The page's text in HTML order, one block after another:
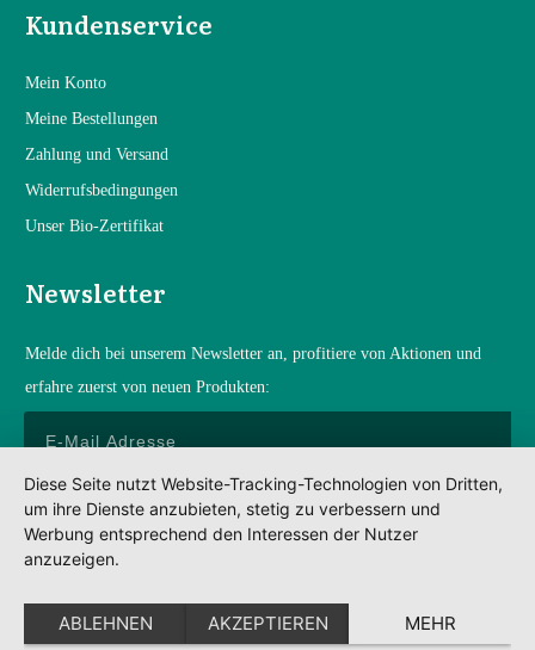
Kundenservice
Mein Konto
Meine Bestellungen
Zahlung und Versand
Widerrufsbedingungen
Unser Bio-Zertifikat
Newsletter
Melde dich bei unserem Newsletter an, profitiere von Aktionen und
erfahre zuerst von neuen Produkten:
Anmelden
Datenschutz
AGBs
Diese Seite nutzt Website-Tracking-Technologien von Dritten,
um ihre Dienste anzubieten, stetig zu verbessern und
Werbung entsprechend den Interessen der Nutzer
anzuzeigen.
ABLEHNEN AKZEPTIEREN MEHR